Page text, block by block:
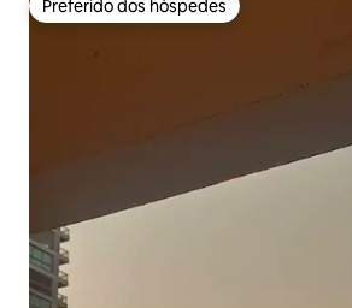
Preferido dos hóspedes
Preferido dos hóspedes